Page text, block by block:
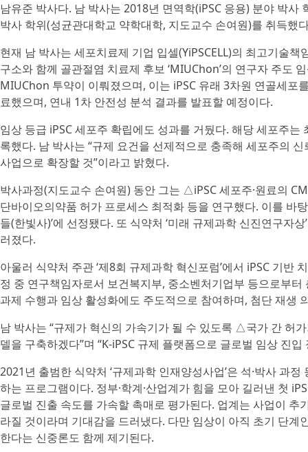
남유준 박사다. 남 박사는 2018년 면역학(iPSC 응용) 분야 박
박사 학위(성균관대학교 약학대학, 지도교수 손여원)를 취득했
현재 남 박사는 세포치료제 기업 입셀(YiPSCELL)의 최고기술
구소와 함께 골관절염 치료제 후보 ‘MIUChon’의 연구자 주도
MIUChon 투약이 이뤄졌으며, 이는 iPSC 유래 3차원 연골세포
료했으며, 연내 1차 안전성 분석 결과를 발표할 예정이다.
임상 등급 iPSC 세포주 확립에도 성과를 거뒀다. 해당 세포주
록했다. 남 박사는 “규제 요건을 선제적으로 충족해 세포주의
사업으로 확장할 것”이라고 밝혔다.
박사과정(지도교수 손여원) 동안 그는 △iPSC 세포주·원료의
단바이오의약품 허가 프로세스 최적화 등을 연구했다. 이를 바
들(한빛사)’에 선정됐다. 또 식약처 ‘미래 규제과학 신진연구자
러졌다.
아울러 식약처 주관 ‘제8회 규제과학 혁신포럼’에서 iPSC 기
정 중 연구책임자로서 보건복지부, 중소벤처기업부 등으로부
과제 수행과 임상 활성화에도 주도적으로 참여하며, 첨단 재생
남 박사는 “규제가 혁신의 가속기가 될 수 있도록 △국가 간
델을 구축하겠다”며 “K‑iPSC 규제 플랫폼으로 글로벌 임상 진
2021년 출범한 식약처 ‘규제과학 인재양성사업’은 석·박사 과
하는 프로그램이다. 정부·학계·산업계가 힘을 모아 길러낸 첫
글로벌 진출 속도를 가속할 촉매로 평가된다. 업계는 사업이 추
라질 것이라며 기대감을 드러냈다. 다만 임상이 아직 초기 단
한다는 신중론도 함께 제기된다.